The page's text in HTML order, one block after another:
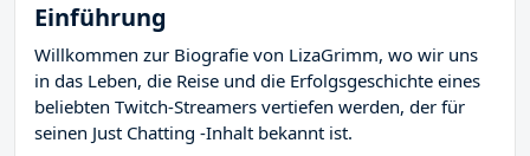
Einführung
Willkommen zur Biografie von LizaGrimm, wo wir uns
in das Leben, die Reise und die Erfolgsgeschichte eines
beliebten Twitch-Streamers vertiefen werden, der für
seinen Just Chatting -Inhalt bekannt ist.